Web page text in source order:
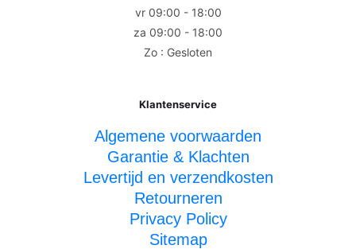
vr 09:00 - 18:00
za 09:00 - 18:00
Zo : Gesloten
Klantenservice
Algemene voorwaarden
Garantie & Klachten
Levertijd en verzendkosten
Retourneren
Privacy Policy
Sitemap